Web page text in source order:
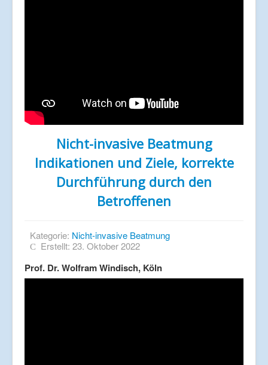
Nicht-invasive Beatmung
Indikationen und Ziele, korrekte
Durchführung durch den
Betroffenen
Kategorie: Nicht-invasive Beatmung
Erstellt: 23. Oktober 2022
Prof. Dr. Wolfram Windisch, Köln